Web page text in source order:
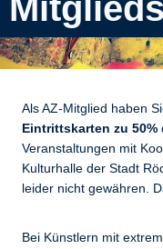
Als AZ-Mitglied haben
Eintrittskarten zu 50%
Veranstaltungen mit
Kulturhalle der Stadt
leider nicht gewähren.
Bei Künstlern mit